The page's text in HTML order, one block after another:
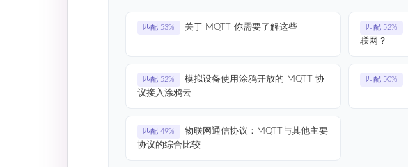
匹配 53% 关于 MQTT 你需要了解这些 匹配 52%
联网？
匹配 52%
模拟设备使用涂鸦开放的 MQTT 协
议接入涂鸦云
匹配 50%
匹配 49%
物联网通信协议：MQTT与其他主要
协议的综合比较